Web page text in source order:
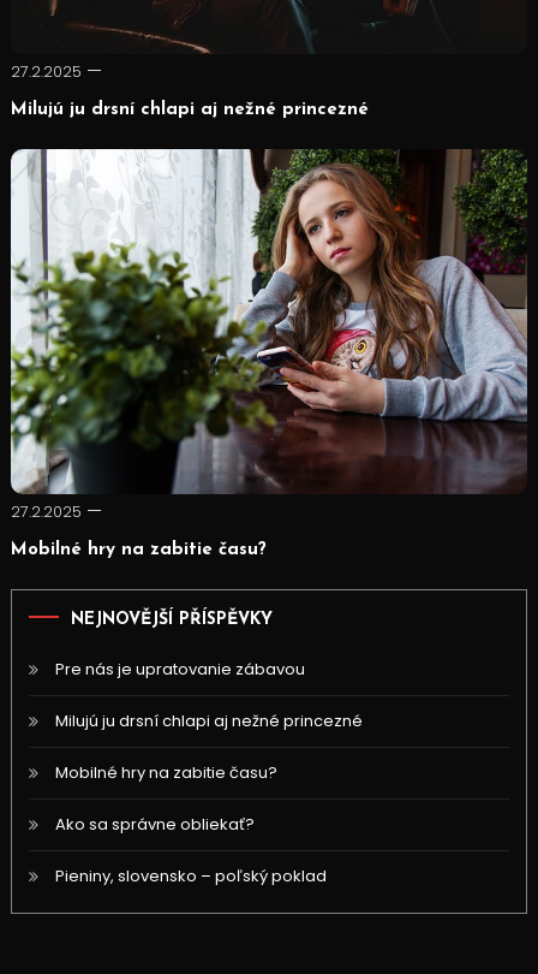
27.2.2025
Milujú ju drsní chlapi aj nežné princezné
27.2.2025
Mobilné hry na zabitie času?
NEJNOVĚJŠÍ PŘÍSPĚVKY
Pre nás je upratovanie zábavou
Milujú ju drsní chlapi aj nežné princezné
Mobilné hry na zabitie času?
Ako sa správne obliekať?
Pieniny, slovensko – poľský poklad